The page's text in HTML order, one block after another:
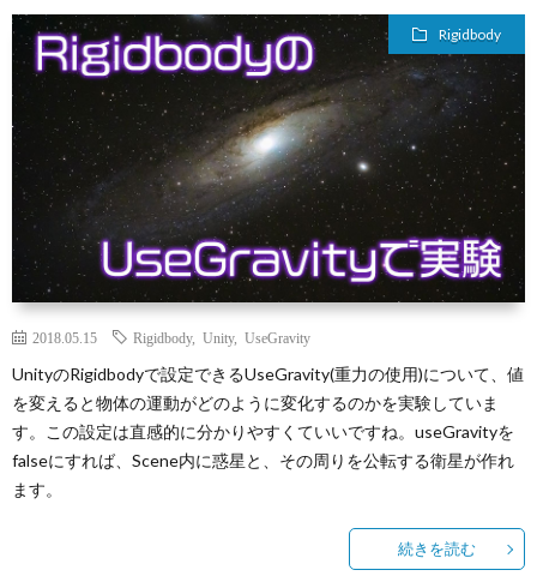
Rigidbody
2018.05.15 Rigidbody, Unity, UseGravity
UnityのRigidbodyで設定できるUseGravity(重力の使用)について、値
を変えると物体の運動がどのように変化するのかを実験していま
す。この設定は直感的に分かりやすくていいですね。useGravityを
falseにすれば、Scene内に惑星と、その周りを公転する衛星が作れ
ます。
続きを読む